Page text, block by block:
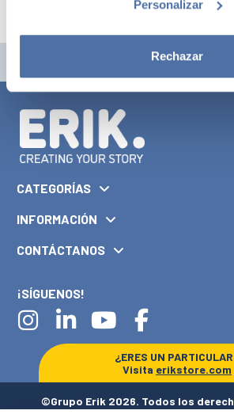
Personalizar
Rechazar
CATEGORÍAS
INFORMACIÓN
CONTÁCTANOS
¡SÍGUENOS!
¿ERES UN
Visita erikstore.com
©Grupo Erik 2026. Todos los